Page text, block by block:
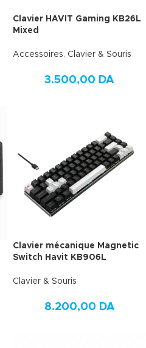
Clavier HAVIT Gaming KB26L
Mixed
Accessoires, Clavier & Souris
3.500,00 DA
Clavier mécanique Magnetic
Switch Havit KB906L
Clavier & Souris
8.200,00 DA